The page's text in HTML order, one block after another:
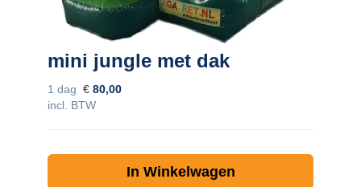
zoeken
mini jungle met dak
1 dag € 80,00
incl. BTW
In Winkelwagen